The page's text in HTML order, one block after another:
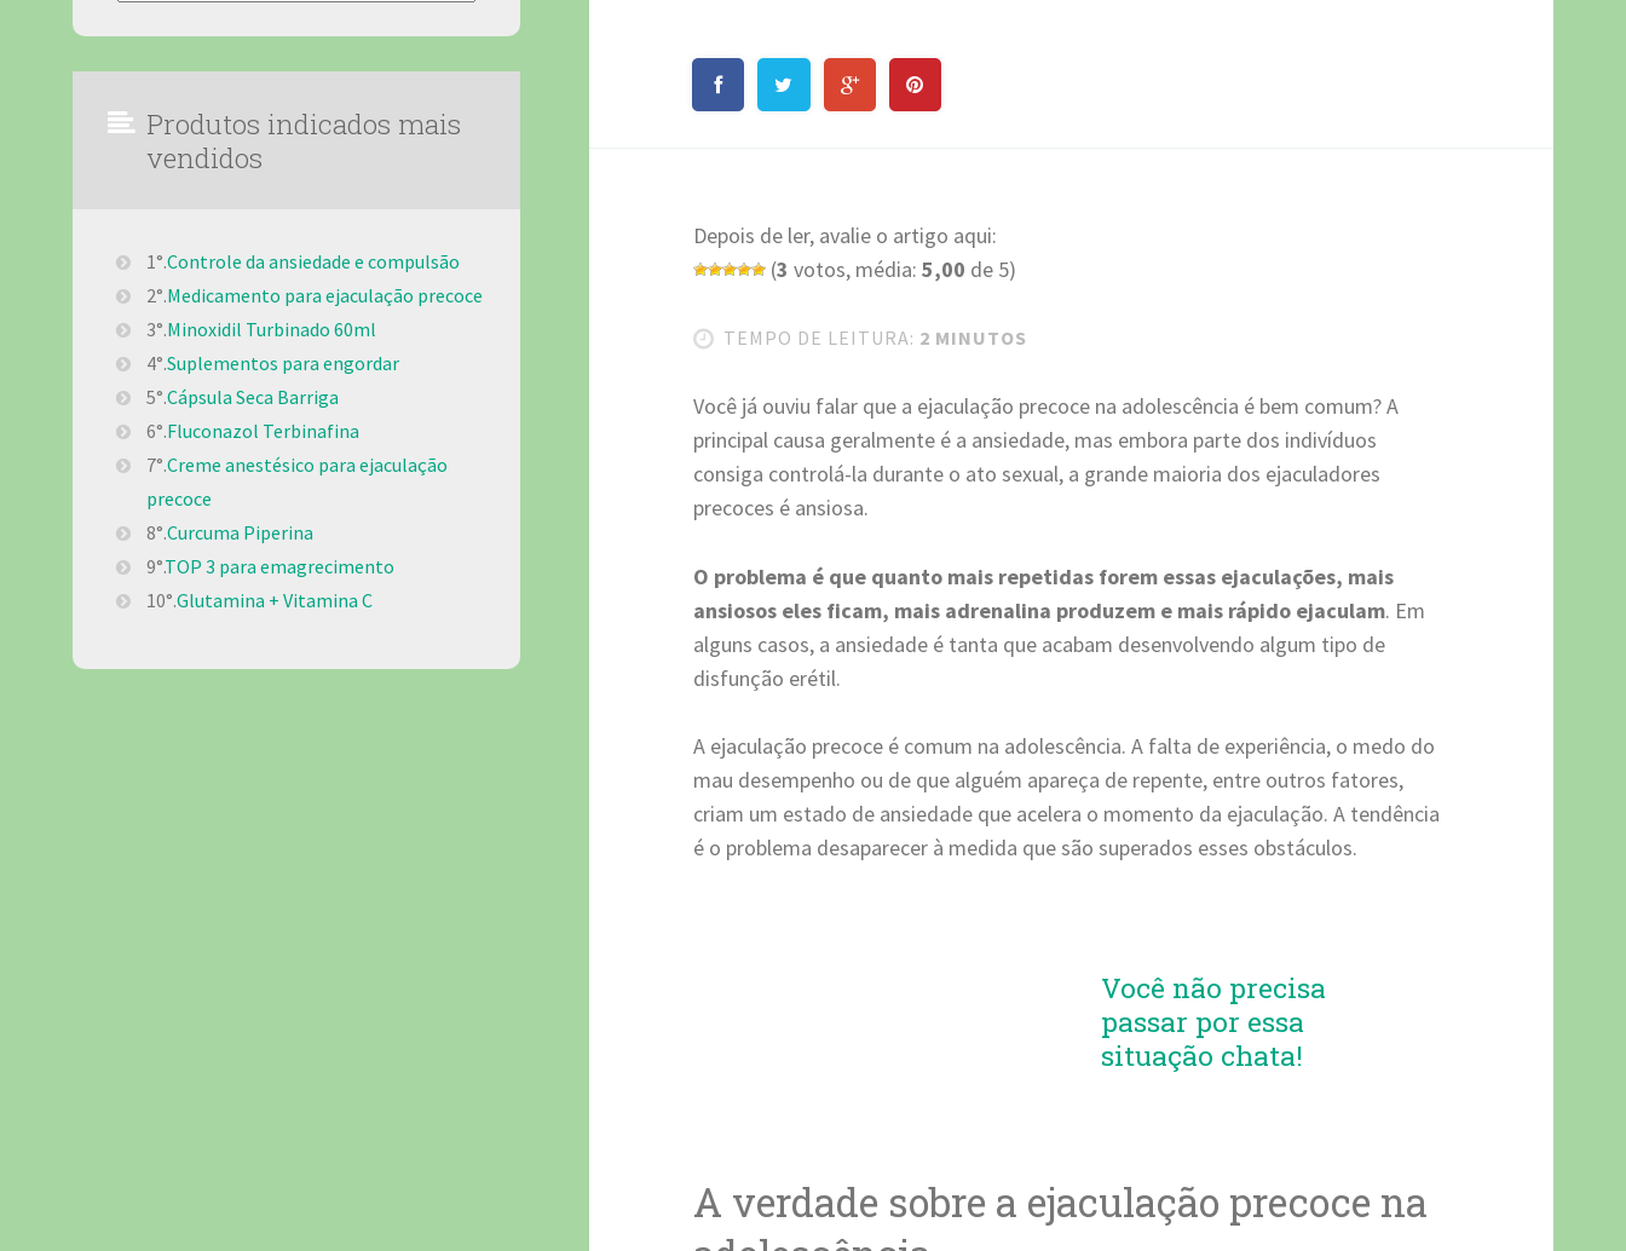
Depois de ler, avalie o artigo aqui:
(3 votos, média:5,00 de 5)
TEMPO DE LEITURA: 2 MINUTOS
Você já ouviu falar que a ejaculação precoce na adolescência é bem comum? A
principal causa geralmente é a ansiedade, mas embora parte dos indivíduos
consiga controlá-la durante o ato sexual, a grande maioria dos ejaculadores
precoces é ansiosa.
O problema é que quanto mais repetidas forem essas ejaculações, mais
ansiosos eles ficam, mais adrenalina produzem e mais rápido ejaculam. Em
alguns casos, a ansiedade é tanta que acabam desenvolvendo algum tipo de
disfunção erétil.
A ejaculação precoce é comum na adolescência. A falta de experiência, o medo do
mau desempenho ou de que alguém apareça de repente, entre outros fatores,
criam um estado de ansiedade que acelera o momento da ejaculação. A tendência
é o problema desaparecer à medida que são superados esses obstáculos.
Você não precisa
passar por essa
situação chata!
A verdade sobre a ejaculação precoce na
Produtos indicados mais
vendidos
1°.Controle da ansiedade e compulsão
2°.Medicamento para ejaculação precoce
3°.Minoxidil Turbinado 60ml
4°.Suplementos para engordar
5°.Cápsula Seca Barriga
6°.Fluconazol Terbinafina
7°.Creme anestésico para ejaculação
precoce
8°.Curcuma Piperina
9°.TOP 3 para emagrecimento
10°.Glutamina + Vitamina C